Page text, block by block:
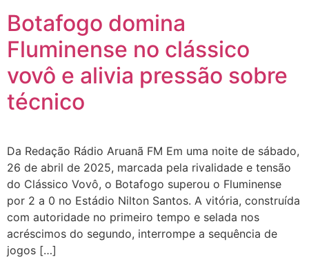
Botafogo domina
Fluminense no clássico
vovô e alivia pressão sobre
técnico
Da Redação Rádio Aruanã FM Em uma noite de sábado,
26 de abril de 2025, marcada pela rivalidade e tensão
do Clássico Vovô, o Botafogo superou o Fluminense
por 2 a 0 no Estádio Nilton Santos. A vitória, construída
com autoridade no primeiro tempo e selada nos
acréscimos do segundo, interrompe a sequência de
jogos […]